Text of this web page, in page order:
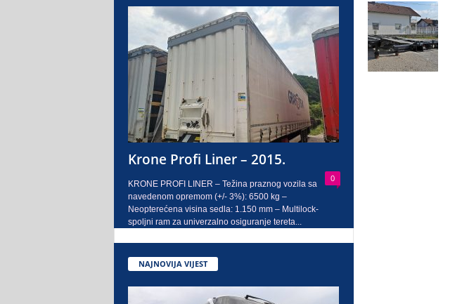
a
j
o
Krone Profi Liner – 2015.
0
KRONE PROFI LINER – Težina praznog vozila sa
navedenom opremom (+/- 3%): 6500 kg –
Neopterećena visina sedla: 1.150 mm – Multilock-
spoljni ram za univerzalno osiguranje tereta...
NAJNOVIJA VIJEST